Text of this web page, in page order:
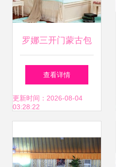
罗娜三开门蒙古包
蚊帐评测 夏日安睡
与风扇自由，1.8米
查看详情
更新时间：2026-08-04
03:28:22